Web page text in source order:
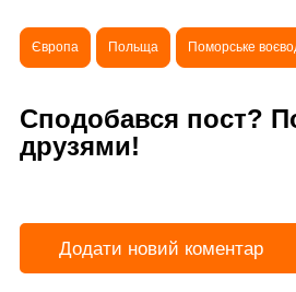
Європа Польща Поморське
Сподобався пост?
друзями!
Додати новий коментар